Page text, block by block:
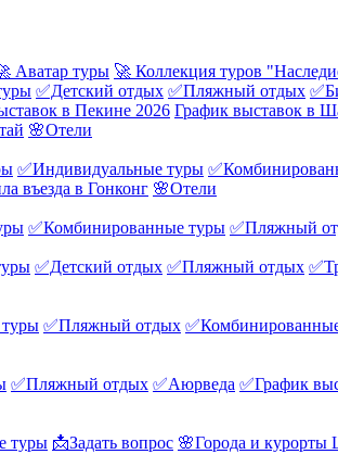
Аватар туры 🚀 Коллекция туров
✅Детский отдых ✅Пляжный отдых
в Пекине 2026 График выставок в
🌸Отели
✅Индивидуальные туры
въезда в Гонконг 🌸Отели
✅Комбинированные туры ✅Пляжный
✅Детский отдых ✅Пляжный отдых
✅Пляжный отдых
✅Пляжный отдых ✅Аюрведа ✅График
туры 📩Задать вопрос 🌸Города и